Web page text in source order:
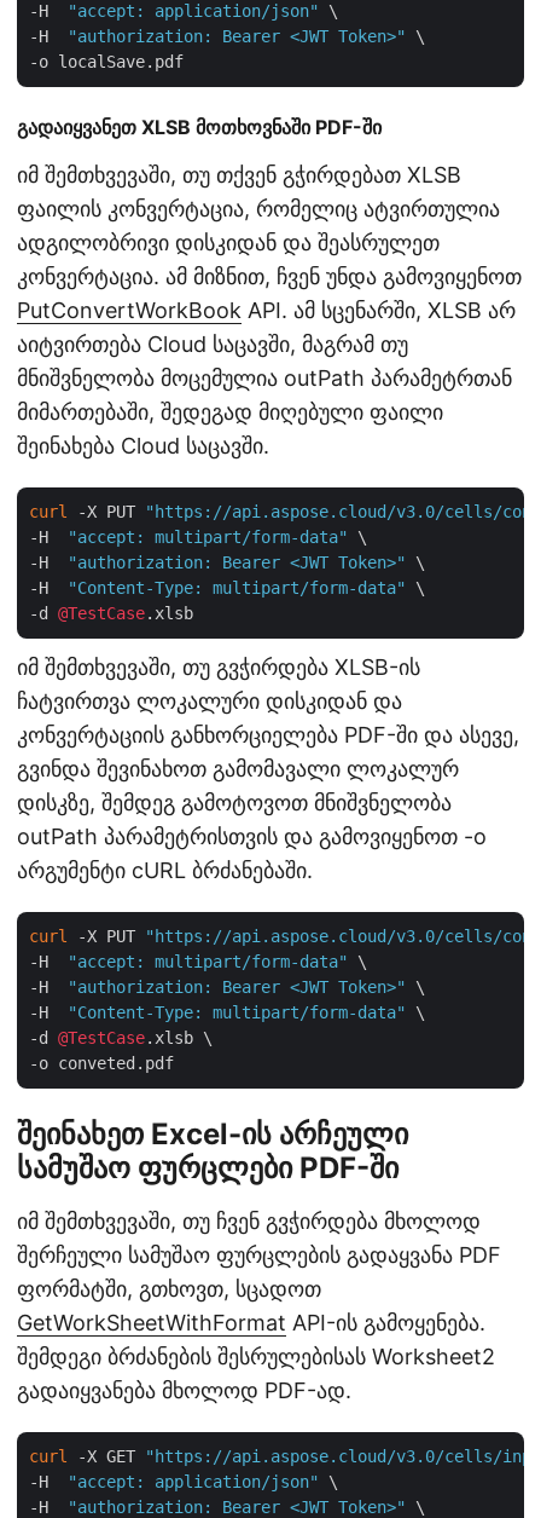
-H "accept: application/json"
\
-H
"authorization: Bearer <JWT Token>"
\
გადაიყვანეთ XLSB მოთხოვნაში PDF-ში
იმ შემთხვევაში, თუ თქვენ გჭირდებათ XLSB
ფაილის კონვერტაცია, რომელიც ატვირთულია
ადგილობრივი დისკიდან და შეასრულეთ
კონვერტაცია. ამ მიზნით, ჩვენ უნდა გამოვიყენოთ
PutConvertWorkBook API. ამ სცენარში, XLSB არ
აიტვირთება Cloud საცავში, მაგრამ თუ
მნიშვნელობა მოცემულია outPath პარამეტრთან
მიმართებაში, შედეგად მიღებული ფაილი
შეინახება Cloud საცავში.
curl -X PUT
"https://api.aspose.cloud/v3.0/cells/
-H
"accept: multipart/form-data"
\
-H
"authorization: Bearer <JWT Token>"
\
-H
"Content-Type: multipart/form-data"
\
-d @TestCase
იმ შემთხვევაში, თუ გვჭირდება XLSB-ის
ჩატვირთვა ლოკალური დისკიდან და
კონვერტაციის განხორციელება PDF-ში და ასევე,
გვინდა შევინახოთ გამომავალი ლოკალურ
დისკზე, შემდეგ გამოტოვოთ მნიშვნელობა
outPath პარამეტრისთვის და გამოვიყენოთ -o
არგუმენტი cURL ბრძანებაში.
curl -X PUT
"https://api.aspose.cloud/v3.0/cells/
-H
"accept: multipart/form-data"
\
-H
"authorization: Bearer <JWT Token>"
\
-H
"Content-Type: multipart/form-data"
\
-d @TestCase.xlsb \
შეინახეთ Excel-ის არჩეული
სამუშაო ფურცლები PDF-ში
იმ შემთხვევაში, თუ ჩვენ გვჭირდება მხოლოდ
შერჩეული სამუშაო ფურცლების გადაყვანა PDF
ფორმატში, გთხოვთ, სცადოთ
GetWorkSheetWithFormat API-ის გამოყენება.
შემდეგი ბრძანების შესრულებისას Worksheet2
გადაიყვანება მხოლოდ PDF-ად.
curl -X GET
"https://api.aspose.cloud/v3.0/cells/
-H
"accept: application/json"
\
-H
"authorization: Bearer <JWT Token>"
\